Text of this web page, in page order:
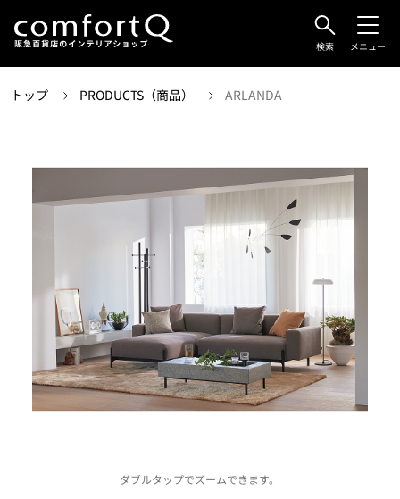
検索 メニュー
トップ PRODUCTS（商品） ARLANDA
ダブルタップでズームできます。